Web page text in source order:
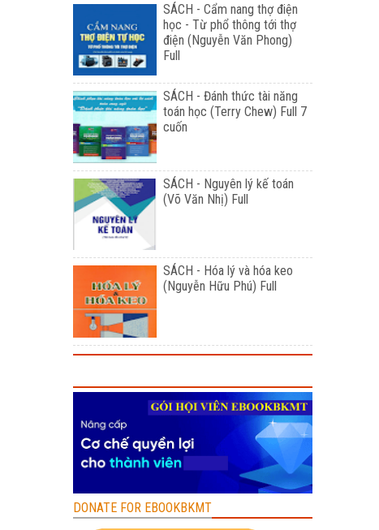
SÁCH - Cẩm nang thợ điện
học - Từ phổ thông tới thợ
điện (Nguyễn Văn Phong)
Full
SÁCH - Đánh thức tài năng
toán học (Terry Chew) Full 7
cuốn
SÁCH - Nguyên lý kế toán
(Võ Văn Nhị) Full
SÁCH - Hóa lý và hóa keo
(Nguyễn Hữu Phú) Full
DONATE FOR EBOOKBKMT